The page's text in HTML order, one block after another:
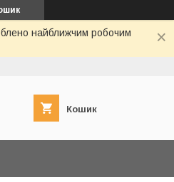
найближчим робочим
Кошик